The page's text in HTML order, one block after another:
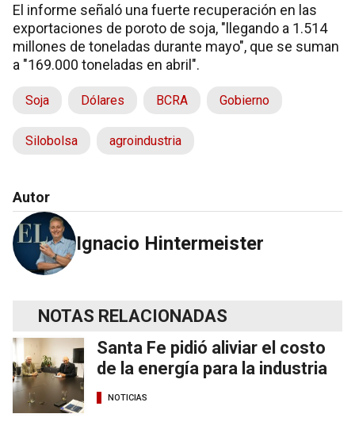
El informe señaló una fuerte recuperación en las
exportaciones de poroto de soja, "llegando a 1.514
millones de toneladas durante mayo", que se suman
a "169.000 toneladas en abril".
Soja Dólares BCRA Gobierno
Silobolsa agroindustria
Autor
Ignacio Hintermeister
NOTAS RELACIONADAS
Santa Fe pidió aliviar el costo
de la energía para la industria
NOTICIAS